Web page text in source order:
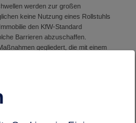
werden zur großen
keine Nutzung eines Rollstuhls
den KfW-Standard
Barrieren abzuschaffen.
gegliedert, die mit einem
können sich an den
haben den Zweck, Barrieren im
mindestens zu minimieren.